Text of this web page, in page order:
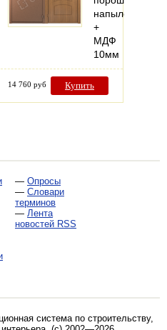
напыление
+
МДФ
10мм
14 760 руб Купить
— Опросы
— Словари
терминов
— Лента
новостей RSS
система по строительству,